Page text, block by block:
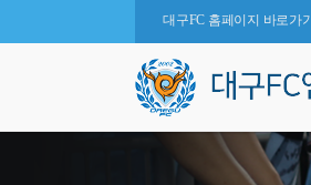
대구FC 홈페이지 바로가기